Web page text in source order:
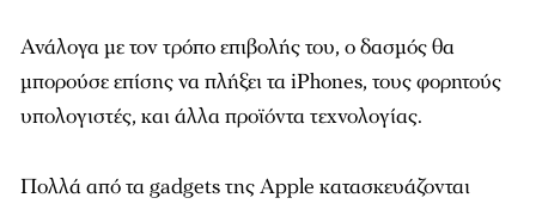
Ανάλογα με τον τρόπο επιβολής του, ο δασμός θα
μπορούσε επίσης να πλήξει τα iPhones, τους φορητούς
υπολογιστές, και άλλα προϊόντα τεχνολογίας.
Πολλά από τα gadgets της Apple κατασκευάζονται